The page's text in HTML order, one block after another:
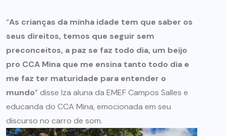
“As crianças da minha idade tem que saber os
seus direitos, temos que seguir sem
preconceitos, a paz se faz todo dia, um beijo
pro CCA Mina que me ensina tanto todo dia e
me faz ter maturidade para entender o
mundo” disse Iza aluna da EMEF Campos Salles e
educanda do CCA Mina, emocionada em seu
discurso no carro de som.